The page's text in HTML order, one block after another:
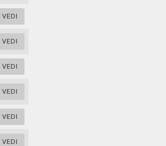
VEDI
VEDI
VEDI
VEDI
VEDI
VEDI